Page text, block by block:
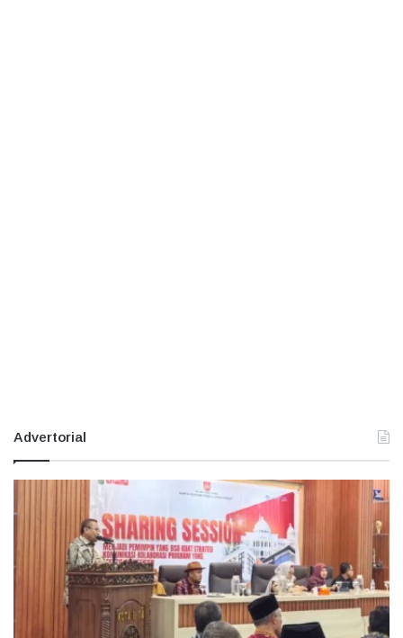
Advertorial